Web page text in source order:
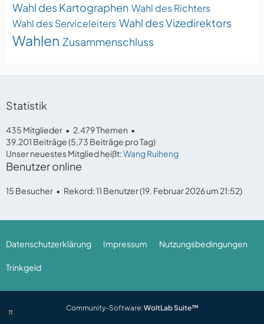
Wahl des Kartographen Wahl des Richters
Wahl des Serviceleiters Wahl des Vizedirektors
Wahlen Zusammenschluss
Statistik
435 Mitglieder
2.479 Themen
39.201 Beiträge (5,73 Beiträge pro Tag)
Unser neuestes Mitglied heißt:Wang Ruiheng
Benutzer online
15 Besucher Rekord: 11 Benutzer (19. Februar 2026 um 21:52)
Datenschutzerklärung Impressum Nutzungsbedingungen
Trinkgeld
Community-Software:WoltLab Suite™
π